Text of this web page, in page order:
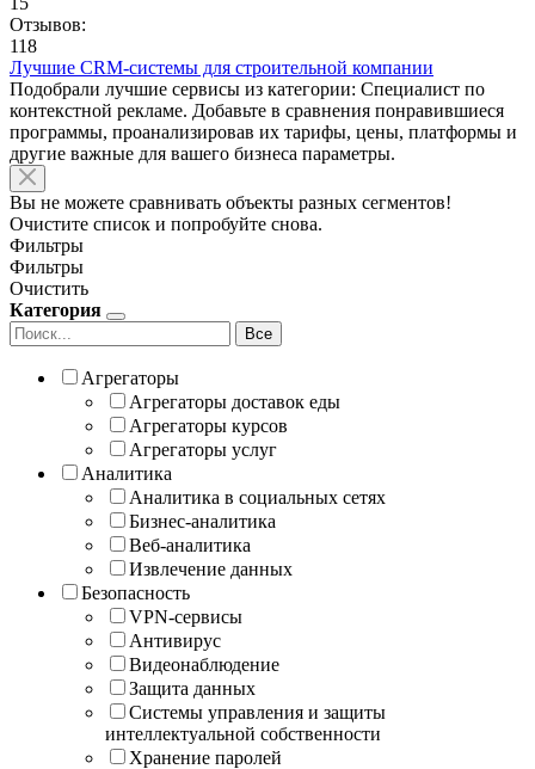
Отзывов:
118
Лучшие CRM-системы для строительной компании
Подобрали лучшие сервисы из категории: Специалист по
контекстной рекламе. Добавьте в сравнения понравившиеся
программы, проанализировав их тарифы, цены, платформы и
другие важные для вашего бизнеса параметры.
Вы не можете сравнивать объекты разных сегментов!
Очистите список и попробуйте снова.
Фильтры
Фильтры
Очистить
Категория
Все
Агрегаторы
Агрегаторы доставок еды
Агрегаторы курсов
Агрегаторы услуг
Аналитика
Аналитика в социальных сетях
Бизнес-аналитика
Веб-аналитика
Извлечение данных
Безопасность
VPN-сервисы
Антивирус
Видеонаблюдение
Защита данных
Системы управления и защиты
интеллектуальной собственности
Хранение паролей